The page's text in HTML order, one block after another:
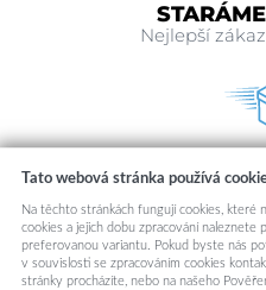
Nejlepší
RYCHLE
Odesíláme v
Tato webová stránka používá
Na těchto stránkách fungují cookies, které
cookies a jejich dobu zpracování naleznete
preferovanou variantu. Pokud byste nás
v souvislosti se zpracováním cookies
stránky procházíte, nebo na našeho